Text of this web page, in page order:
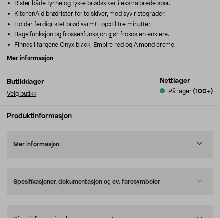
Butikklager
Velg butikk
Nettlager
På lager (100+)
Rister både tynne og tykke brødskiver i ekstra brede spor.
KitchenAid brødrister for to skiver, med syv ristegrader.
Holder ferdigristet brød varmt i opptil tre minutter.
Bagelfunksjon og frossenfunksjon gjør frokosten enklere.
Finnes i fargene Onyx black, Empire red og Almond creme.
Mer informasjon
Produktinformasjon
Mer informasjon
Spesifikasjoner, dokumentasjon og ev. faresymboler